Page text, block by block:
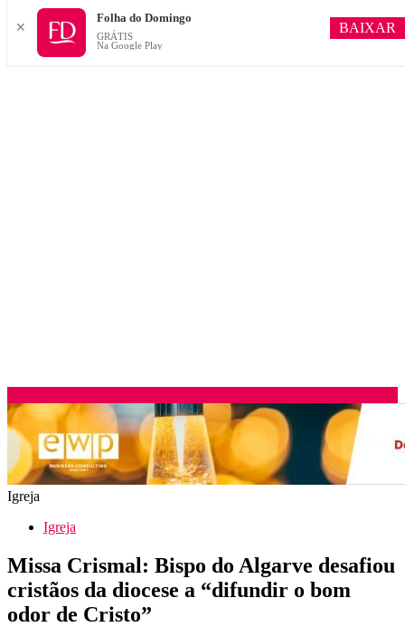
Igreja
Igreja
Missa Crismal: Bispo do Algarve desafiou
cristãos da diocese a “difundir o bom
odor de Cristo”
✕
Folha do Domingo
GRÁTIS
Na Google Play
BAIXAR